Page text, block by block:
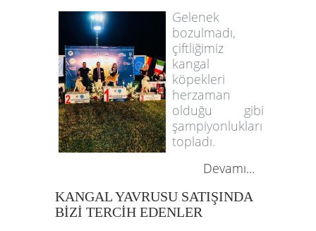
Gelenek
bozulmadı,
çiftliğimiz
kangal
köpekleri
herzaman
olduğu gibi
şampiyonlukları
topladı.
Devamı...
KANGAL YAVRUSU SATIŞINDA
BİZİ TERCİH EDENLER